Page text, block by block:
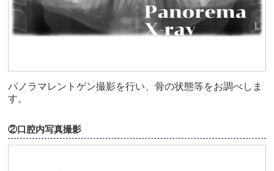
パノラマレントゲン撮影を行い、骨の状態等をお調べしま
す。
②口腔内写真撮影